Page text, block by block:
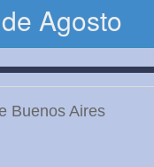
Agosto
Buenos Aires